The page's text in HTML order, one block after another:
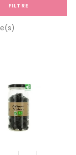
FILTRE